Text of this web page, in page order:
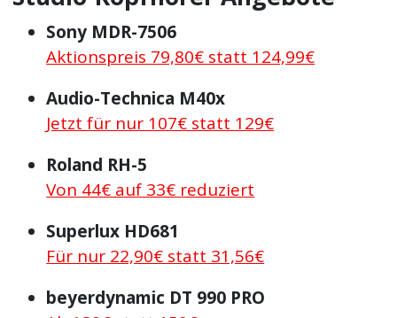
Sony MDR-7506
Aktionspreis 79,80€ statt 124,99€
Audio-Technica M40x
Jetzt für nur 107€ statt 129€
Roland RH-5
Von 44€ auf 33€ reduziert
Superlux HD681
Für nur 22,90€ statt 31,56€
beyerdynamic DT 990 PRO